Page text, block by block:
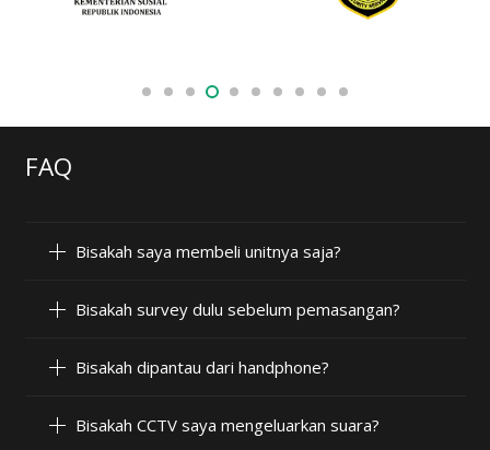
FAQ
Bisakah saya membeli unitnya saja?
Bisakah survey dulu sebelum pemasangan?
Bisakah dipantau dari handphone?
Bisakah CCTV saya mengeluarkan suara?